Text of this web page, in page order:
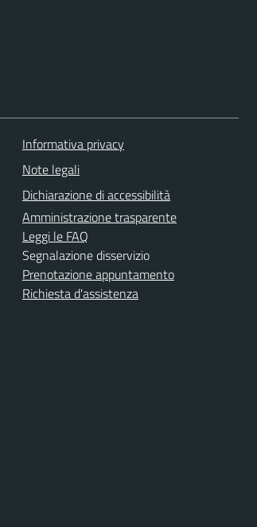
Informativa privacy
Note legali
Dichiarazione di accessibilità
Amministrazione trasparente
Leggi le FAQ
Segnalazione disservizio
Prenotazione appuntamento
Richiesta d'assistenza